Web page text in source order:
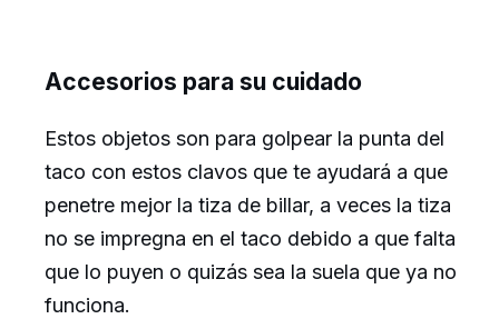
Accesorios para su cuidado
Estos objetos son para golpear la punta del
taco con estos clavos que te ayudará a que
penetre mejor la tiza de billar, a veces la tiza
no se impregna en el taco debido a que falta
que lo puyen o quizás sea la suela que ya no
funciona.